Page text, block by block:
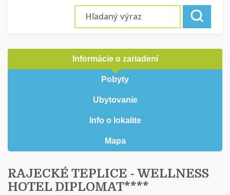
Informácie o zariadení
Pobyty
Ubytovanie
Info o lokalite
Mapa
RAJECKÉ TEPLICE - WELLNESS
HOTEL DIPLOMAT****